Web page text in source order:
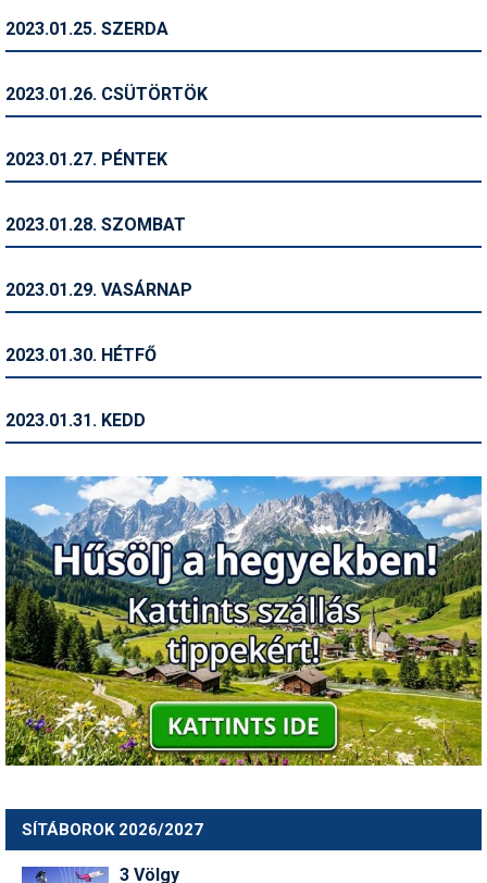
Túrasí
Utazási tippek
Védőfelszerelés
2023.01.25. SZERDA
2023.01.26. CSÜTÖRTÖK
2023.01.27. PÉNTEK
2023.01.28. SZOMBAT
2023.01.29. VASÁRNAP
2023.01.30. HÉTFŐ
2023.01.31. KEDD
SÍTÁBOROK 2026/2027
3 Völgy